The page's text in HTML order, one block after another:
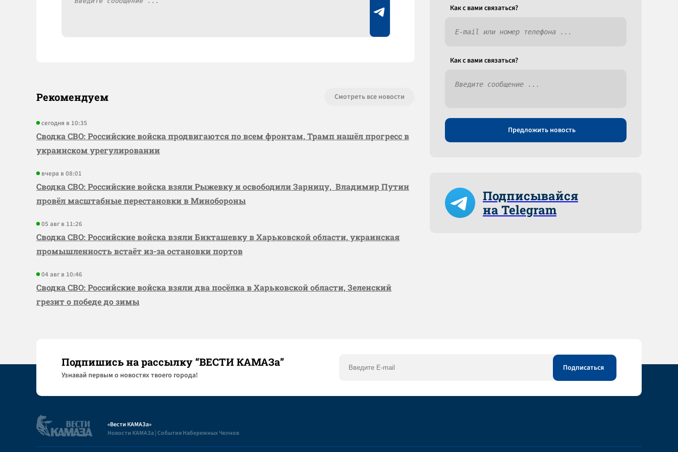
Рекомендуем Смотреть все новости
сегодня в 10:35
Сводка СВО: Российские войска продвигаются по всем фронтам, Трамп нашёл прогресс в
украинском урегулировании
вчера в 08:01
Сводка СВО: Российские войска взяли Рыжевку и освободили Зарницу, Владимир Путин
провёл масштабные перестановки в Минобороны
05 авг в 11:26
Сводка СВО: Российские войска взяли Бикташевку в Харьковской области, украинская
промышленность встаёт из-за остановки портов
04 авг в 10:46
Сводка СВО: Российские войска взяли два посёлка в Харьковской области, Зеленский
грезит о победе до зимы
Как c вами связаться?
Как c вами связаться?
Предложить новость
Подписывайся
на Telegram
Подпишись на рассылку “ВЕСТИ КАМАЗа”
Узнaвай первым о новостях твоего города!
«Вести КАМАЗа»
Новости КАМАЗа | События Набережных Челнов